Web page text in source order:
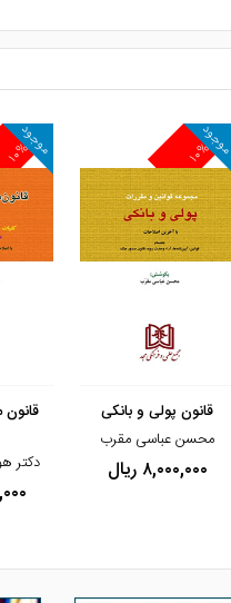
مشاهده و خرید
۱۰%
موجود
قانون پولی و بانکی
محسن عباسی مقرب
۸,۰۰۰,۰۰۰ ریال
۱۰%
موجود
دکتر